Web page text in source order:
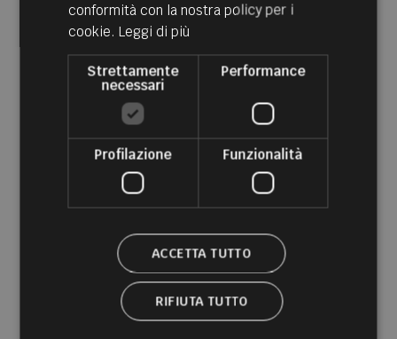
conformità con la nostra policy per i
cookie. Leggi di più
Strettamente
necessari
Performance
Profilazione Funzionalità
ACCETTA TUTTO
RIFIUTA TUTTO